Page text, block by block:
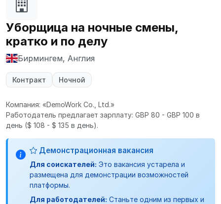
Уборщица на ночные смены,
кратко и по делу
Бирмингем, Англия
Контракт Ночной
Компания: «DemoWork Co., Ltd.»
Работодатель предлагает зарплату: GBP 80 - GBP 100 в
день ($ 108 - $ 135 в день).
Демонстрационная вакансия
Для соискателей: Это вакансия устарела и
размещена для демонстрации возможностей
платформы.
Для работодателей: Станьте одним из первых и